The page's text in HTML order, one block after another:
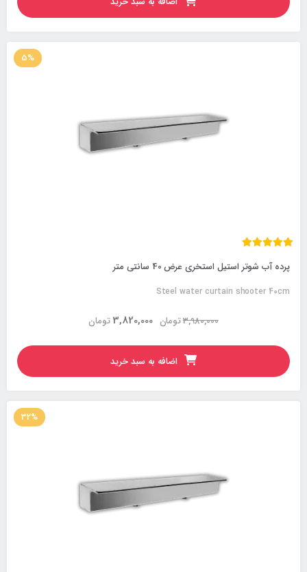
5%
پرده آب شوتر استیل استخری عرض 40 سانتی متر
Steel water curtain shooter 40cm
تومان3,980,000 تومان3,820,000
اضافه به سبد خرید
32%